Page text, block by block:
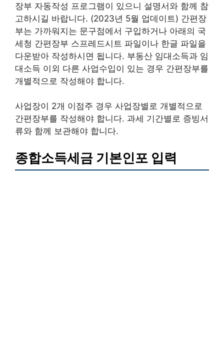
장부 자동작성 프로그램이 있으니 설명서와 함께 참
고하시길 바랍니다. (2023년 5월 업데이트) 간편장
부는 가까워지는 문구점에서 구입하거나 아래의 국
세청 간편장부 스프레드시트 파일이나 한글 파일을
다운받아 작성하시면 됩니다. 부동산 임대소득과 임
대소득 이외 다른 사업수입이 있는 경우 간편장부를
개별적으로 작성해야 합니다.
사업장이 2개 이점주 경우 사업장별로 개별적으로
간편장부를 작성해야 합니다. 과세 기간별로 증빙서
류와 함께 보관해야 합니다.
종합소득세금 기본인포 입력